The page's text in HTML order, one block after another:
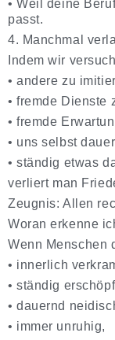
• Weil deine
passt.
4. Manchmal
Indem wir
• andere zu
• fremde Dienste
• fremde
• uns selbst
• ständig etwas
verliert man
Zeugnis: Allen
Woran erkenne
Wenn Menschen
• innerlich
• ständig
• dauernd
• immer unruhig,